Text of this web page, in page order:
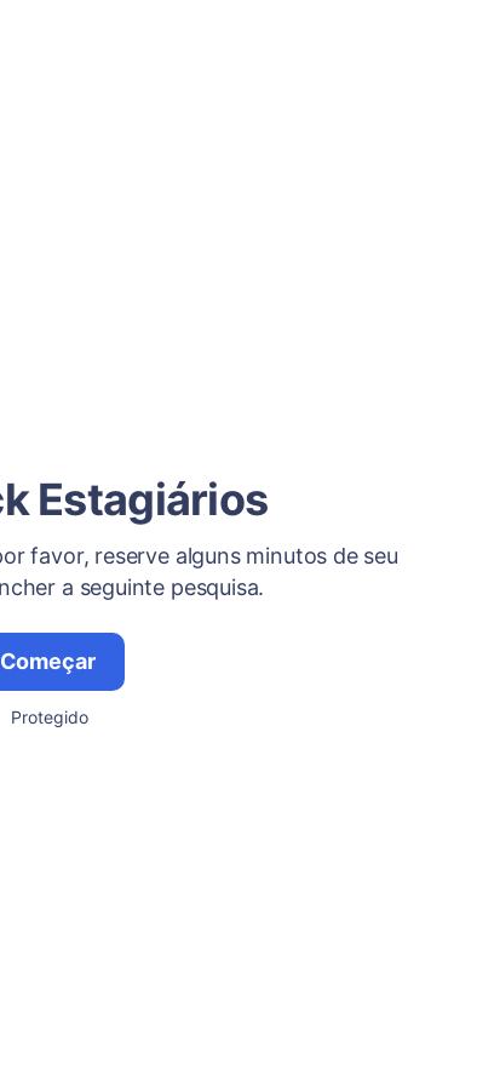
Estagiários
favor, reserve alguns minutos de seu
a seguinte pesquisa.
Começar
Protegido